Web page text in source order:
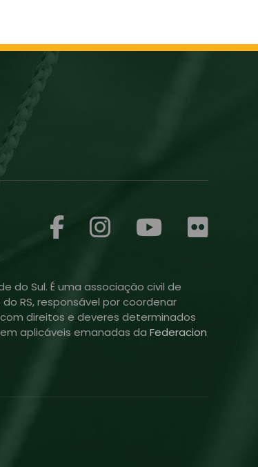
do Sul. É uma associação civil de
RS, responsável por coordenar
direitos e deveres determinados
aplicáveis emanadas da Federacion